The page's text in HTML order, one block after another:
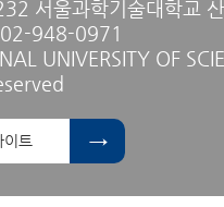
서울과학기술대학교
948-0971
UNIVERSITY OF
이트